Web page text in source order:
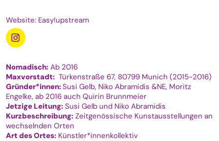
Website: Easy!upstream
Nomadisch: Ab 2016
Maxvorstadt: Türkenstraße 67, 80799 Munich (2015-2016)
Gründer*innen:Susi Gelb, Niko Abramidis &NE, Moritz
Engelke, ab 2016 auch Quirin Brunnmeier
Jetzige Leitung: Susi Gelb und Niko Abramidis
Kurzbeschreibung: Zeitgenössische Kunstausstellungen an
wechselnden Orten
Art des Ortes: Künstler*innenkollektiv